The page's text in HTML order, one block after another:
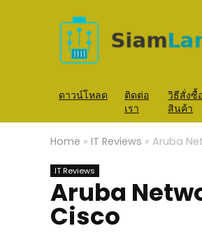
ดาวน์โหลด
ติดต่อ
เรา
วิธีสั่งซื้
สินค้า
Home » IT Reviews » Aruba
IT Reviews
Aruba
Cisco